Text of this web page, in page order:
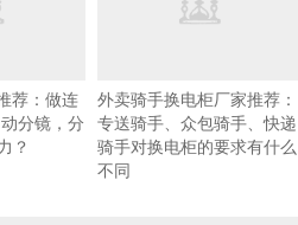
荐：做连
分镜，分
？
外卖骑手换电柜厂家推荐：
专送骑手、众包骑手、快递
骑手对换电柜的要求有什么
不同